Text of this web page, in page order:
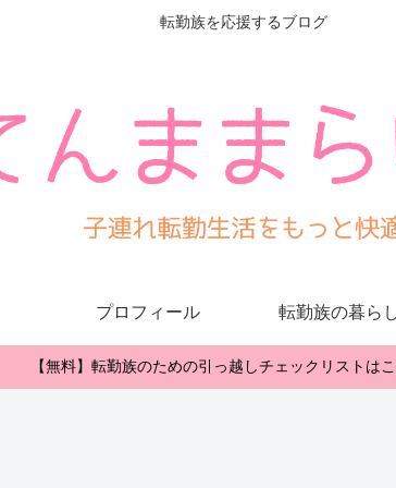
転勤族を応援するブログ
プロフィール 転勤族の暮ら
【無料】転勤族のための引っ越しチェックリストは